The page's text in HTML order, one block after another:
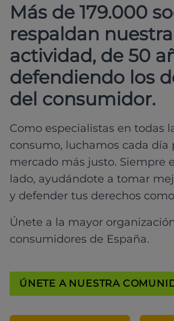
Más de 179.000
respaldan nuestra
actividad, de 50
defendiendo los
del consumidor.
Como especialistas en todas
consumo, luchamos cada día
mercado más justo. Siempre
lado, ayudándote a tomar
y defender tus derechos
Únete a la mayor
consumidores de España.
ÚNETE A NUESTRA